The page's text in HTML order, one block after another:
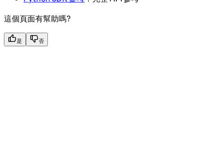
這個頁面有幫助嗎?
是 否